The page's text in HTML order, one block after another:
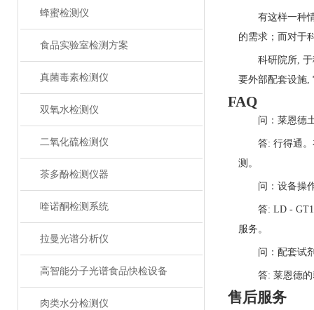
蜂蜜检测仪
食品实验室检测方案
真菌毒素检测仪
双氧水检测仪
二氧化硫检测仪
茶多酚检测仪器
喹诺酮检测系统
拉曼光谱分析仪
高智能分子光谱食品快检设备
肉类水分检测仪
有这样一种
的需求；而‍对于
科研院所,
要外‍部配套设施,
FAQ
问：莱恩德
答: 行得‍通
测。
问：设备操
答: LD -
服‌务。
问：配套试
答: 莱‌恩德
售后服务